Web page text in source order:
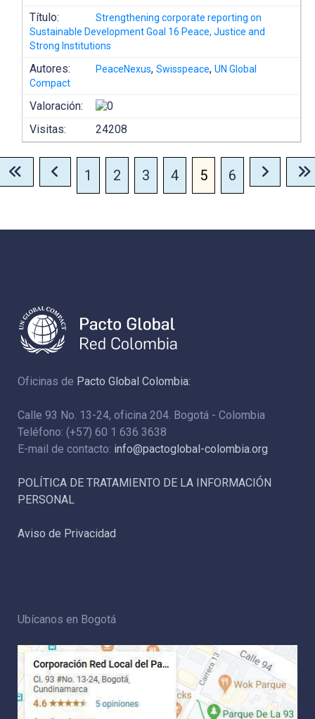
Título:
Strengthening corporate reporting on
Sustainable Development Goal 16 Peace, Justice and
Strong Institutions
Autores: PeaceNexus,Swisspeace,UN Global
Compact
Valoración:
Visitas:
24208
1 2 3 4 5 6
Oficinas de Pacto Global Colombia:
Calle 93 No. 13-24, oficina 204. Bogotá - Colombia
Teléfono: (+57) 60 1 636 3638
E-mail de contacto: info@pactoglobal-colombia.org
POLÍTICA DE TRATAMIENTO DE LA INFORMACIÓN
PERSONAL
Aviso de Privacidad
Ubícanos en Bogotá